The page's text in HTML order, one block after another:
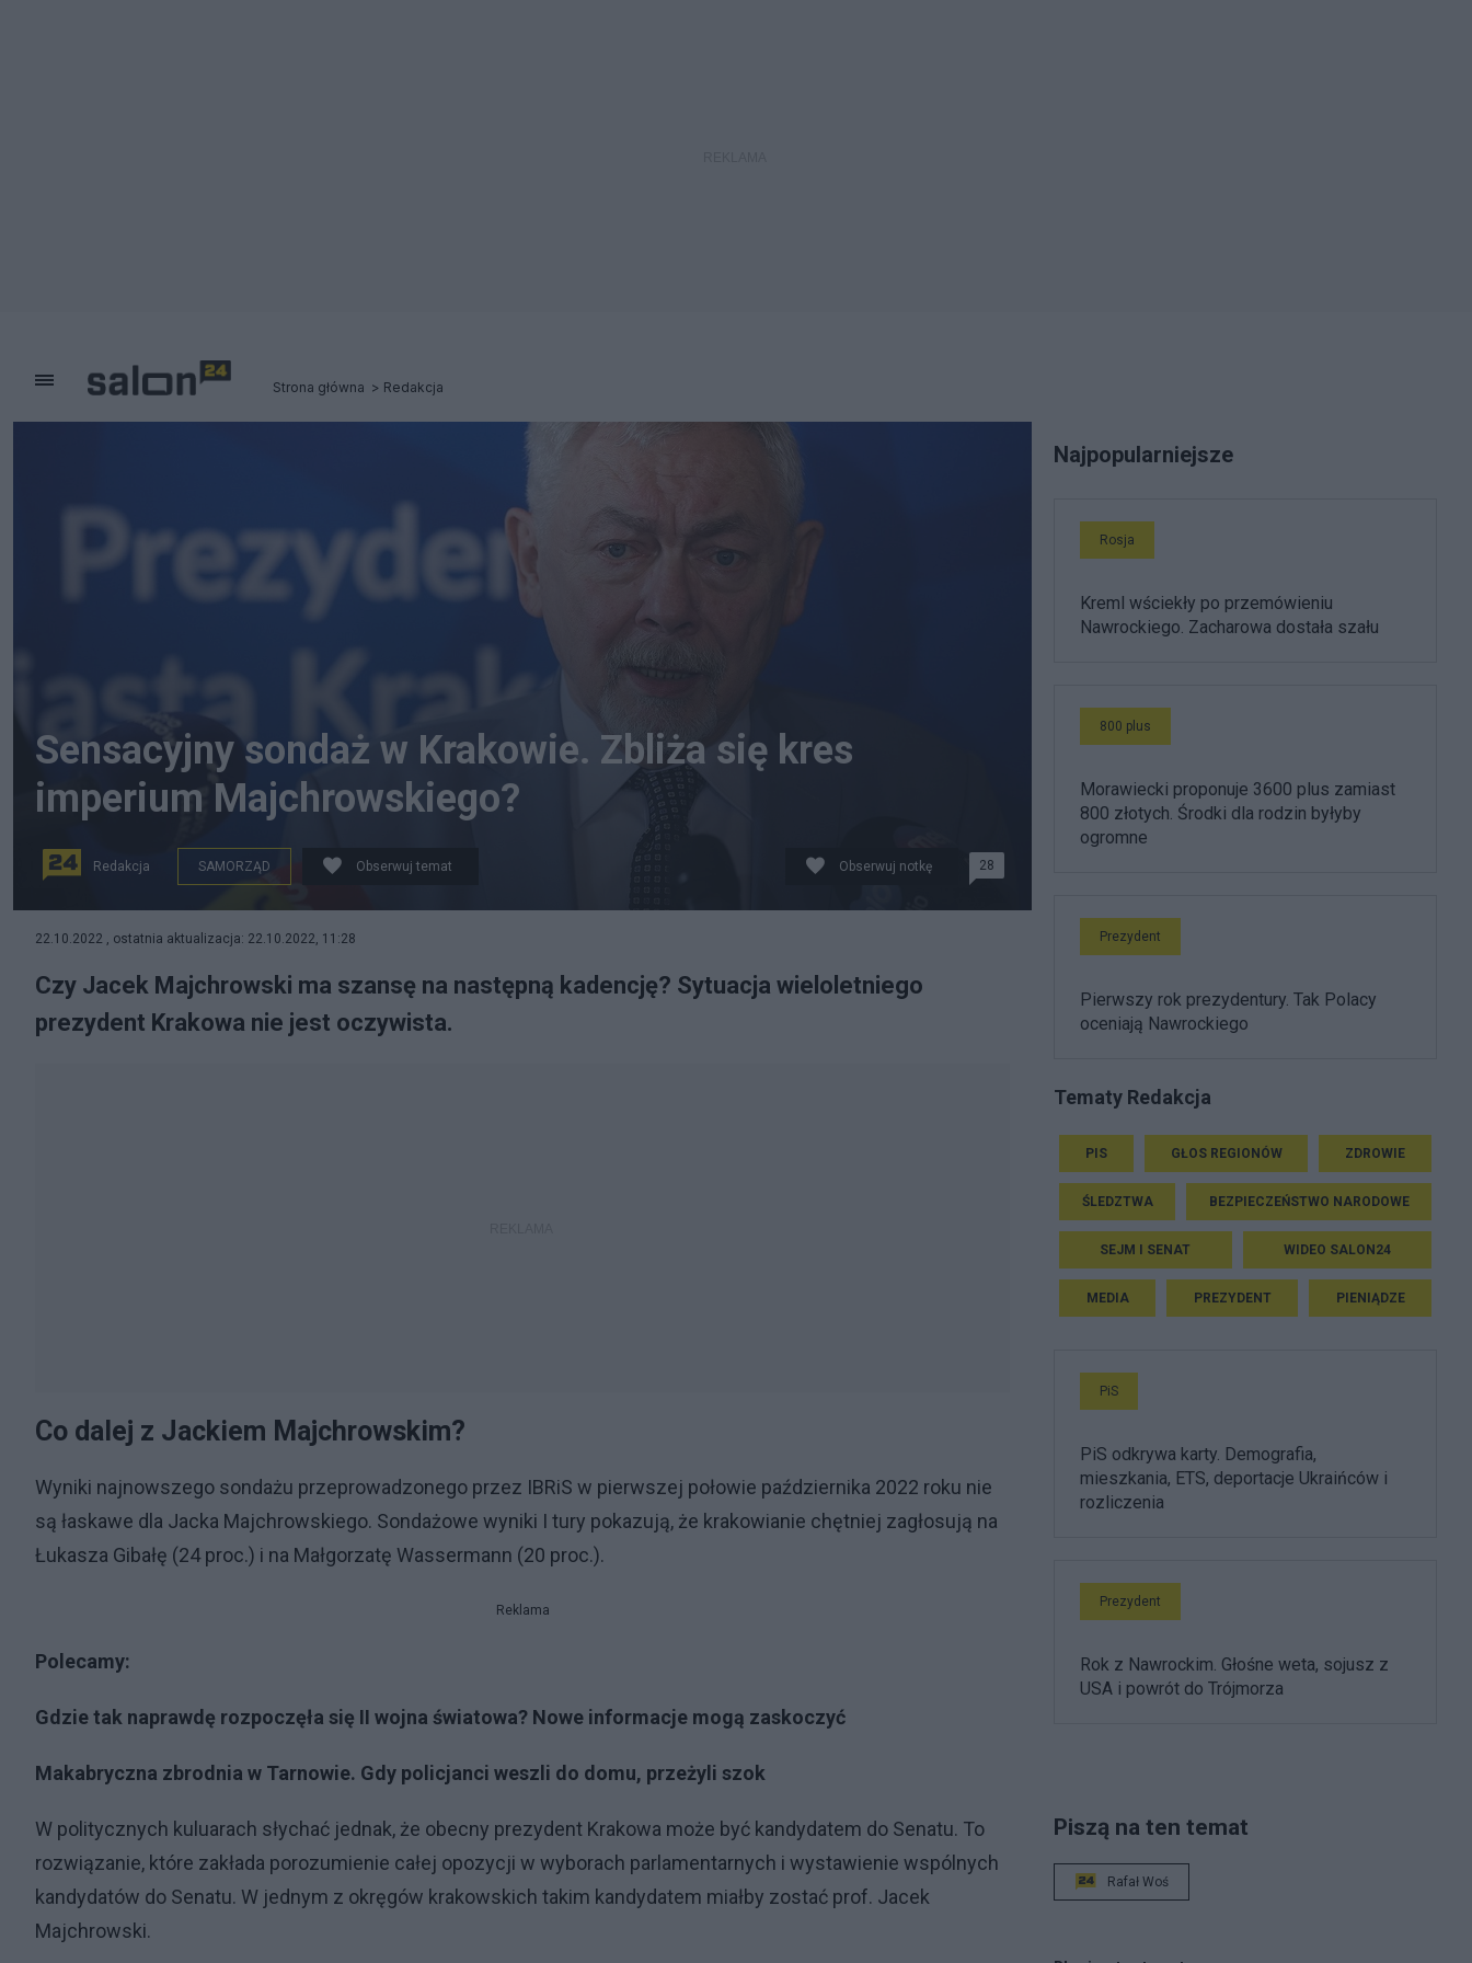
Strona główna Redakcja
Sensacyjny sondaż w Krakowie. Zbliża się kres
imperium Majchrowskiego?
Redakcja SAMORZĄD Obserwuj temat Obserwuj notkę 28
22.10.2022 , ostatnia aktualizacja: 22.10.2022, 11:28
Czy Jacek Majchrowski ma szansę na następną kadencję? Sytuacja wieloletniego
prezydent Krakowa nie jest oczywista.
Co dalej z Jackiem Majchrowskim?
Wyniki najnowszego sondażu przeprowadzonego przez IBRiS w pierwszej połowie października 2022 roku nie
są łaskawe dla Jacka Majchrowskiego. Sondażowe wyniki I tury pokazują, że krakowianie chętniej zagłosują na
Łukasza Gibałę (24 proc.) i na Małgorzatę Wassermann (20 proc.).
Reklama
Polecamy:
Gdzie tak naprawdę rozpoczęła się II wojna światowa? Nowe informacje mogą zaskoczyć
Makabryczna zbrodnia w Tarnowie. Gdy policjanci weszli do domu, przeżyli szok
W politycznych kuluarach słychać jednak, że obecny prezydent Krakowa może być kandydatem do Senatu. To
rozwiązanie, które zakłada porozumienie całej opozycji w wyborach parlamentarnych i wystawienie wspólnych
kandydatów do Senatu. W jednym z okręgów krakowskich takim kandydatem miałby zostać prof. Jacek
Majchrowski.
Najpopularniejsze
Rosja
Kreml wściekły po przemówieniu
Nawrockiego. Zacharowa dostała szału
800 plus
Morawiecki proponuje 3600 plus zamiast
800 złotych. Środki dla rodzin byłyby
ogromne
Prezydent
Pierwszy rok prezydentury. Tak Polacy
oceniają Nawrockiego
Tematy Redakcja
PIS GŁOS REGIONÓW ZDROWIE
ŚLEDZTWA BEZPIECZEŃSTWO NARODOWE
SEJM I SENAT WIDEO SALON24
MEDIA PREZYDENT PIENIĄDZE
PiS
PiS odkrywa karty. Demografia,
mieszkania, ETS, deportacje Ukraińców i
rozliczenia
Prezydent
Rok z Nawrockim. Głośne weta, sojusz z
USA i powrót do Trójmorza
Piszą na ten temat
Rafał Woś